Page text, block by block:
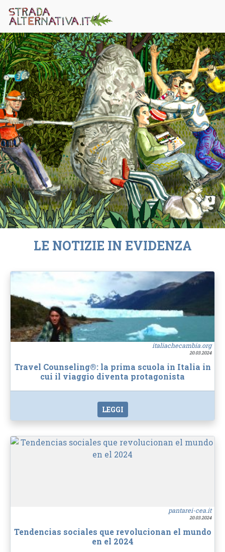
LE NOTIZIE IN EVIDENZA
italiachecambia.org
20.03.2024
Travel Counseling®: la prima scuola in Italia in
cui il viaggio diventa protagonista
LEGGI
pantarei-cea.it
20.03.2024
Tendencias sociales que revolucionan el mundo
en el 2024